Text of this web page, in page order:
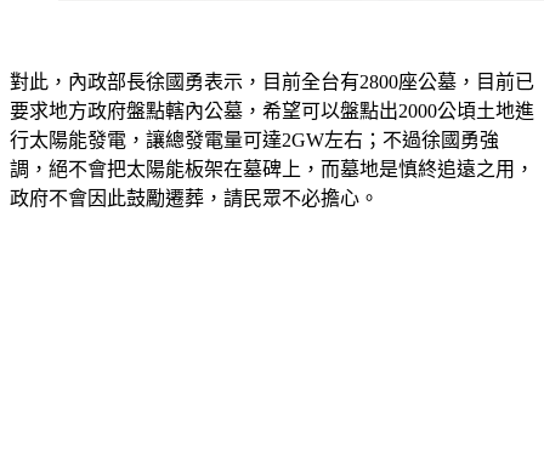
對此，內政部長徐國勇表示，目前全台有2800座公墓，目前已
要求地方政府盤點轄內公墓，希望可以盤點出2000公頃土地進
行太陽能發電，讓總發電量可達2GW左右；不過徐國勇強
調，絕不會把太陽能板架在墓碑上，而墓地是慎終追遠之用，
政府不會因此鼓勵遷葬，請民眾不必擔心。